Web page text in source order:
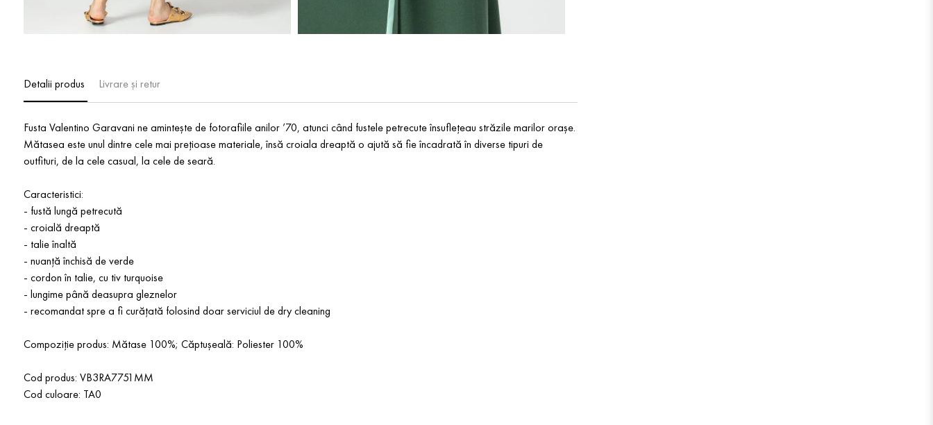
Detalii produs Livrare și retur
Fusta Valentino Garavani ne amintește de fotorafiile anilor ’70, atunci când fustele petrecute însuflețeau străzile marilor orașe.
Mătasea este unul dintre cele mai prețioase materiale, însă croiala dreaptă o ajută să fie încadrată în diverse tipuri de
outfituri, de la cele casual, la cele de seară.
Caracteristici:
- fustă lungă petrecută
- croială dreaptă
- talie înaltă
- nuanță închisă de verde
- cordon în talie, cu tiv turquoise
- lungime până deasupra gleznelor
- recomandat spre a fi curățată folosind doar serviciul de dry cleaning
Compoziție produs: Mătase 100%; Căptușeală: Poliester 100%
Cod produs: VB3RA7751MM
Cod culoare: TA0